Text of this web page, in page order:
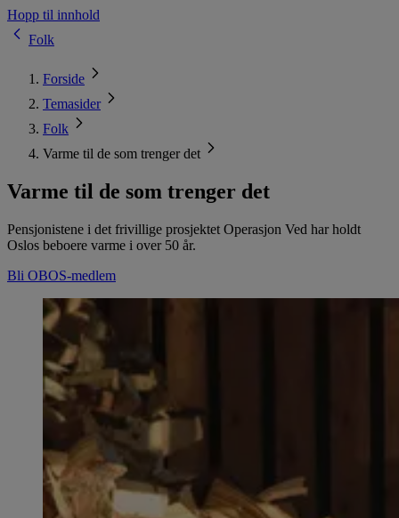
Hopp til innhold
Folk
Forside
Temasider
Folk
Varme til de som trenger det
Varme til de som trenger det
Pensjonistene i det frivillige prosjektet Operasjon Ved har holdt
Oslos beboere varme i over 50 år.
Bli OBOS-medlem